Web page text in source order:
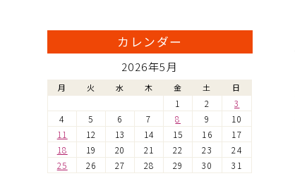
カレンダー
2026年5月
月 火 水 木 金 土 日
1 2
3
4
5 6 7 8 9
10
11
12 13 14 15 16
17
18
19 20 21 22 23
24
25
26 27 28 29 30 31